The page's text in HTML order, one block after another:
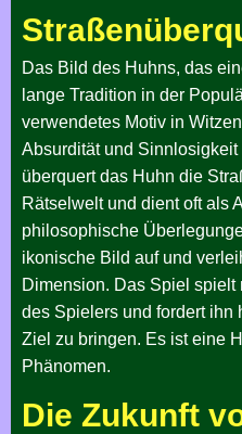
Das Bild des Huhns, das
lange Tradition in der
verwendetes Motiv in
Absurdität und Sinnlosigkeit
überquert das Huhn die
Rätselwelt und dient oft als
philosophische
ikonische Bild auf und
Dimension. Das Spiel spielt
des Spielers und fordert ihn
Ziel zu bringen. Es ist eine
Phänomen.
Die Zukunft